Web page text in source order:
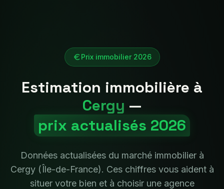
Prix immobilier 2026
Estimation immobilière à
Cergy —
prix actualisés 2026
Données actualisées du marché immobilier à
Cergy(Île-de-France). Ces chiffres vous aident à
situer votre bien et à choisir une agence